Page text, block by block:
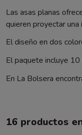
Las asas planas
quieren proyectar
El diseño en dos
El paquete incluye 10
En La Bolsera
16 productos